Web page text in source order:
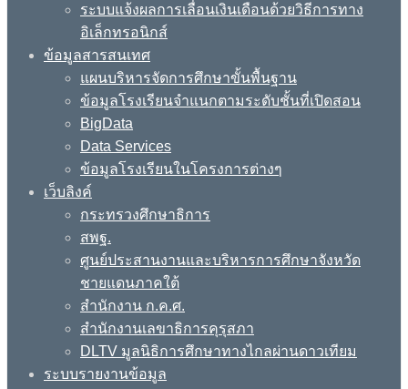
ระบบแจ้งผลการเลื่อนเงินเดือนด้วยวิธีการทาง
อิเล็กทรอนิกส์
ข้อมูลสารสนเทศ
แผนบริหารจัดการศึกษาขั้นพื้นฐาน
ข้อมูลโรงเรียนจำแนกตามระดับชั้นที่เปิดสอน
BigData
Data Services
ข้อมูลโรงเรียนในโครงการต่างๆ
เว็บลิงค์
กระทรวงศึกษาธิการ
สพฐ.
ศูนย์ประสานงานและบริหารการศึกษาจังหวัด
ชายแดนภาคใต้
สำนักงาน ก.ค.ศ.
สำนักงานเลขาธิการคุรุสภา
DLTV มูลนิธิการศึกษาทางไกลผ่านดาวเทียม
ระบบรายงานข้อมูล